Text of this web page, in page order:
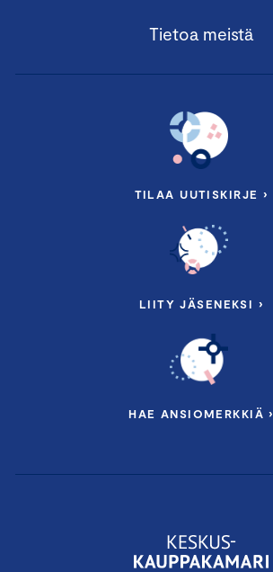
Tietoa meistä
TILAA UUTISKIRJE ›
LIITY JÄSENEKSI ›
HAE ANSIOMERKKIÄ ›